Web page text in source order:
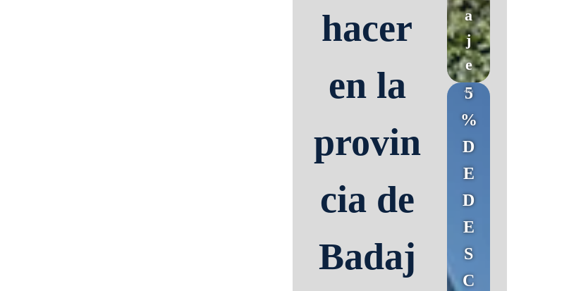
hacer
en la
provin
cia de
Badaj
a
j
e
5
%
D
E
D
E
S
C